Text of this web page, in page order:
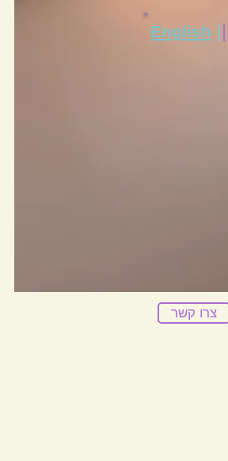
English ||
צרו קשר